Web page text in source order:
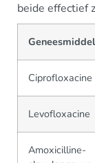
beide effectief
Geneesmiddel
Ciprofloxacine
Levofloxacine
Amoxicilline-